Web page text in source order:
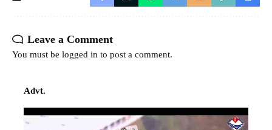
Leave a Comment
You must be logged in to post a comment.
Advt.
Video